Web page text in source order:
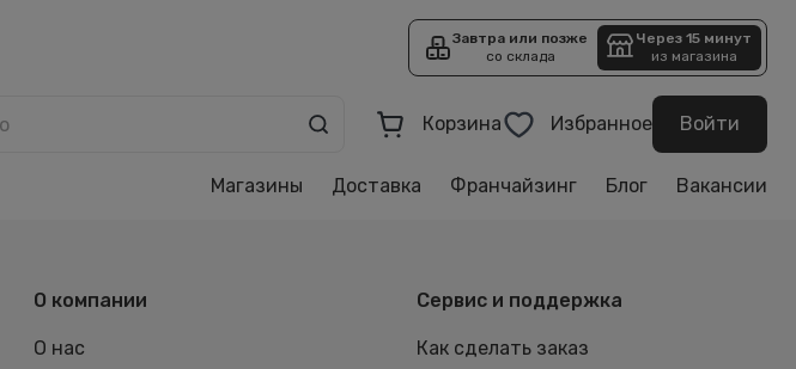
Завтра или позже
со склада
Через 15 минут
из магазина
Корзина Избранное Войти
Магазины Доставка Франчайзинг Блог Вакансии
О компании
О нас
Сервис и поддержка
Как сделать заказ